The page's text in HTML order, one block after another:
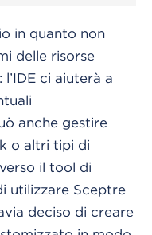
in quanto non
delle risorse
ci aiuterà a
anche gestire
o altri tipi di
il tool di
utilizzare Sceptre
deciso di creare